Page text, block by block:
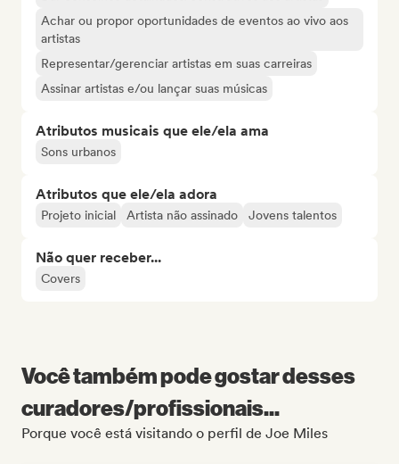
Achar ou propor oportunidades de eventos ao vivo aos
artistas
Representar/gerenciar artistas em suas carreiras
Assinar artistas e/ou lançar suas músicas
Atributos musicais que ele/ela ama
Sons urbanos
Atributos que ele/ela adora
Projeto inicial Artista não assinado Jovens talentos
Não quer receber...
Covers
Você também pode gostar desses
curadores/profissionais...
Porque você está visitando o perfil de Joe Miles